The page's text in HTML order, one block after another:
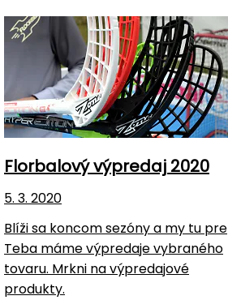
Florbalový výpredaj 2020
5. 3. 2020
Blíži sa koncom sezóny a my tu pre
Teba máme výpredaje vybraného
tovaru. Mrkni na výpredajové
produkty.